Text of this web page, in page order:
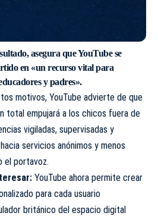
asegura que YouTube se
en «un recurso vital para
y padres».
motivos, YouTube advierte de que
total empujará a los chicos fuera de
vigiladas, supervisadas y
servicios anónimos y menos
el portavoz.
YouTube ahora permite crear
para cada usuario
británico del espacio digital